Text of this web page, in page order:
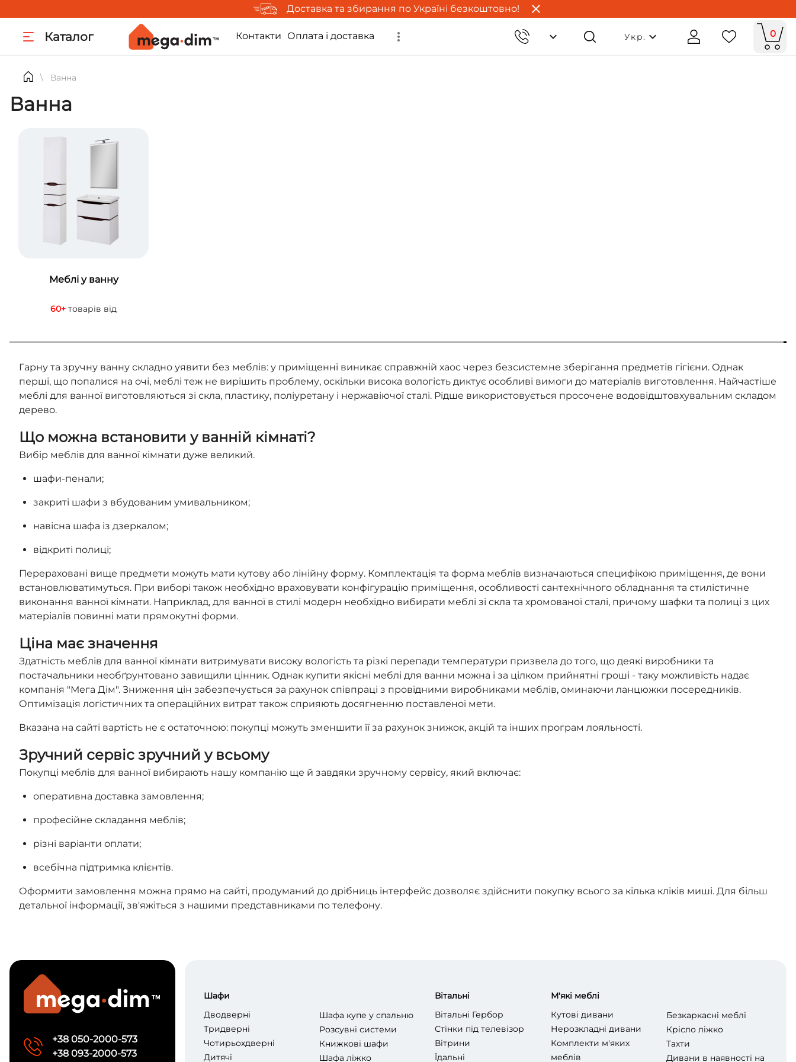
Доставка та збирання по Україні безкоштовно!
Каталог Контакти Оплата і доставка Укр. 0
\ Ванна
Ванна
Меблі у ванну
60+ товарів від
Гарну та зручну ванну складно уявити без меблів: у приміщенні виникає справжній хаос через безсистемне зберігання предметів гігієни. Однак
перші, що попалися на очі, меблі теж не вирішить проблему, оскільки висока вологість диктує особливі вимоги до матеріалів виготовлення. Найчастіше
меблі для ванної виготовляються зі скла, пластику, поліуретану і нержавіючої сталі. Рідше використовується просочене водовідштовхувальним складом
дерево.
Що можна встановити у ванній кімнаті?
Вибір меблів для ванної кімнати дуже великий.
шафи-пенали;
закриті шафи з вбудованим умивальником;
навісна шафа із дзеркалом;
відкриті полиці;
Перераховані вище предмети можуть мати кутову або лінійну форму. Комплектація та форма меблів визначаються специфікою приміщення, де вони
встановлюватимуться. При виборі також необхідно враховувати конфігурацію приміщення, особливості сантехнічного обладнання та стилістичне
виконання ванної кімнати. Наприклад, для ванної в стилі модерн необхідно вибирати меблі зі скла та хромованої сталі, причому шафки та полиці з цих
матеріалів повинні мати прямокутні форми.
Ціна має значення
Здатність меблів для ванної кімнати витримувати високу вологість та різкі перепади температури призвела до того, що деякі виробники та
постачальники необґрунтовано завищили цінник. Однак купити якісні меблі для ванни можна і за цілком прийнятні гроші - таку можливість надає
компанія "Мега Дім". Зниження цін забезпечується за рахунок співпраці з провідними виробниками меблів, оминаючи ланцюжки посередників.
Оптимізація логістичних та операційних витрат також сприяють досягненню поставленої мети.
Вказана на сайті вартість не є остаточною: покупці можуть зменшити її за рахунок знижок, акцій та інших програм лояльності.
Зручний сервіс зручний у всьому
Покупці меблів для ванної вибирають нашу компанію ще й завдяки зручному сервісу, який включає:
оперативна доставка замовлення;
професійне складання меблів;
різні варіанти оплати;
всебічна підтримка клієнтів.
Оформити замовлення можна прямо на сайті, продуманий до дрібниць інтерфейс дозволяє здійснити покупку всього за кілька кліків миші. Для більш
детальної інформації, зв'яжіться з нашими представниками по телефону.
+38 050-2000-573
+38 093-2000-573
Шафи
Дводверні
Тридверні
Чотирьохдверні
Дитячі
Шафа купе у спальню
Розсувні системи
Книжкові шафи
Шафа ліжко
Вітальні
Вітальні Гербор
Стінки під телевізор
Вітрини
Їдальні
М'які меблі
Кутові дивани
Нерозкладні дивани
Комплекти м'яких
меблів
Безкаркасні меблі
Крісло ліжко
Таxти
Дивани в наявності на